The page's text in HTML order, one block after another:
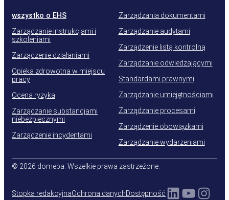
wszystko o EHS
Zarządzanie instrukcjami i
szkoleniami
Zarządzenie działaniami
Opieka zdrowotna w miejscu
pracy
Ocena ryzyka
Zarządzanie substancjami
niebezpiecznymi
Zarządzenie incydentami
Zarządzania dokumentami
Zarządzanie audytami
Zarządzenie listą kontrolną
Zarządzanie odwiedzającymi
Standardami prawnymi
Zarządzanie umiejętnościami
Zarządzanie procesami
Zarządzenie obowiązkami
Zarządzanie wydarzeniami
© 2026 domeba. Wszelkie prawa zastrzeżone.
Stopka redakcyjnaOchrona danychDostępnośćLinkedIn